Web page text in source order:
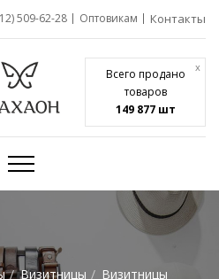
Всего продано
товаров
149 877 шт
x
509-62-28 Оптовикам Контакты
Визитницы
Визитницы